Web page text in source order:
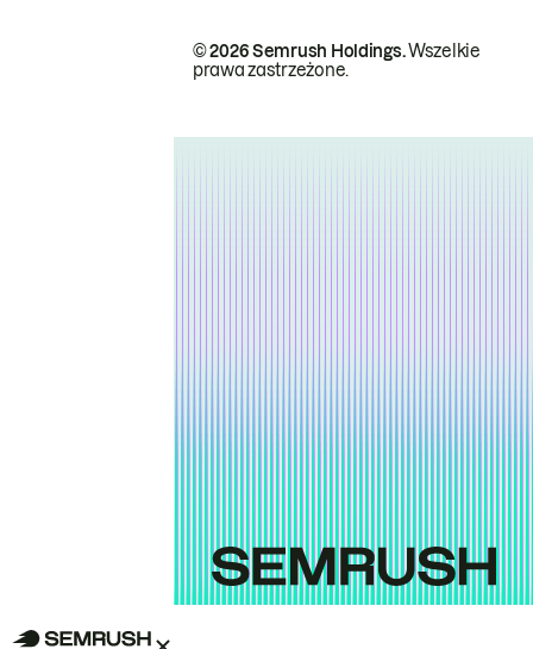
© 2026 Semrush Holdings.Wszelkie
prawa zastrzeżone.